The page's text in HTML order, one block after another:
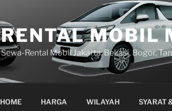
RENTAL MOBIL
Sewa-Rental Mobil Jakarta, Bekasi, Bogor,
HOME HARGA WILAYAH SYARAT